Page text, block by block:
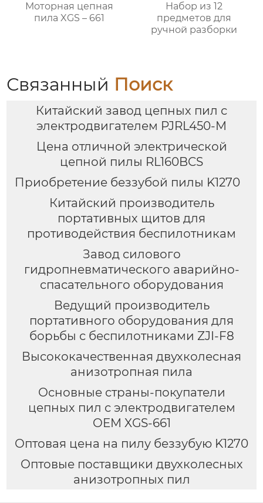
Моторная цепная
пила XGS – 661
Набор из 12
предметов для
ручной разборки
Связанный Поиск
Китайский завод цепных пил с
электродвигателем PJRL450-M
Цена отличной электрической
цепной пилы RL160BCS
Приобретение беззубой пилы K1270
Китайский производитель
портативных щитов для
противодействия беспилотникам
Завод силового
гидропневматического аварийно-
спасательного оборудования
Ведущий производитель
портативного оборудования для
борьбы с беспилотниками ZJI-F8
Высококачественная двухколесная
анизотропная пила
Основные страны-покупатели
цепных пил с электродвигателем
OEM XGS-661
Оптовая цена на пилу беззубую K1270
Оптовые поставщики двухколесных
анизотропных пил